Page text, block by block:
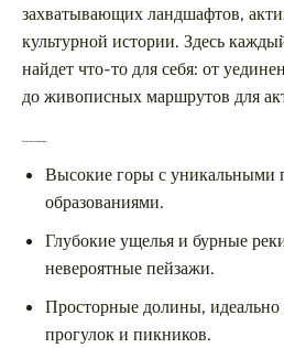
захватывающих ландшафтов,
культурной истории. Здесь
найдет что-то для себя: от
до живописных маршрутов для
Необычные ландшафты
Высокие горы с уникальными
образованиями.
Глубокие ущелья и бурные
невероятные пейзажи.
Просторные долины,
прогулок и пикников.